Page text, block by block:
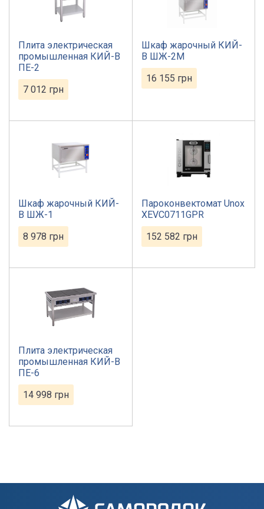
Плита электрическая
промышленная КИЙ-В
ПЕ-2
7 012 грн
Шкаф жарочный КИЙ-
В ШЖ-2М
16 155 грн
Шкаф жарочный КИЙ-
В ШЖ-1
8 978 грн
Пароконвектомат Unox
XEVC0711GPR
152 582 грн
Плита электрическая
промышленная КИЙ-В
ПЕ-6
14 998 грн